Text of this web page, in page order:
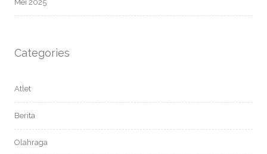
Mei 2025
Categories
Atlet
Berita
Olahraga